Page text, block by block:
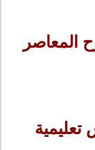
المعاصر